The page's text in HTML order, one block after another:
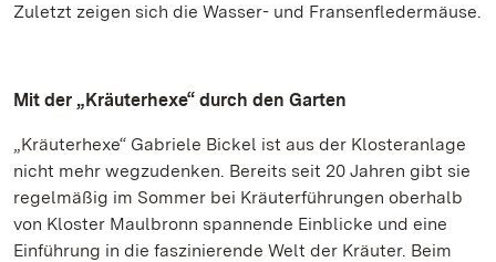
Zuletzt zeigen sich die Wasser- und Fransenfledermäuse.
Mit der „Kräuterhexe“ durch den Garten
„Kräuterhexe“ Gabriele Bickel ist aus der Klosteranlage
nicht mehr wegzudenken. Bereits seit 20 Jahren gibt sie
regelmäßig im Sommer bei Kräuterführungen oberhalb
von Kloster Maulbronn spannende Einblicke und eine
Einführung in die faszinierende Welt der Kräuter. Beim